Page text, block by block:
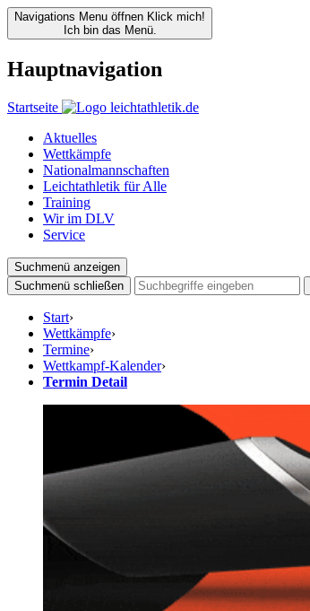
Navigations Menu öffnen Klick mich!
Ich bin das Menü.
Hauptnavigation
Startseite
Aktuelles
Wettkämpfe
Nationalmannschaften
Leichtathletik für Alle
Training
Wir im DLV
Service
Suchmenü anzeigen
Suchmenü schließen
Start›
Wettkämpfe›
Termine›
Wettkampf-Kalender›
Termin Detail